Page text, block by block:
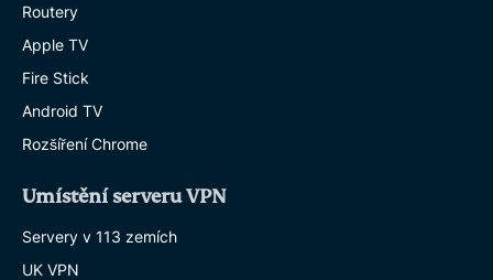
Routery
Apple TV
Fire Stick
Android TV
Rozšíření Chrome
Umístění serveru VPN
Servery v 113 zemích
UK VPN